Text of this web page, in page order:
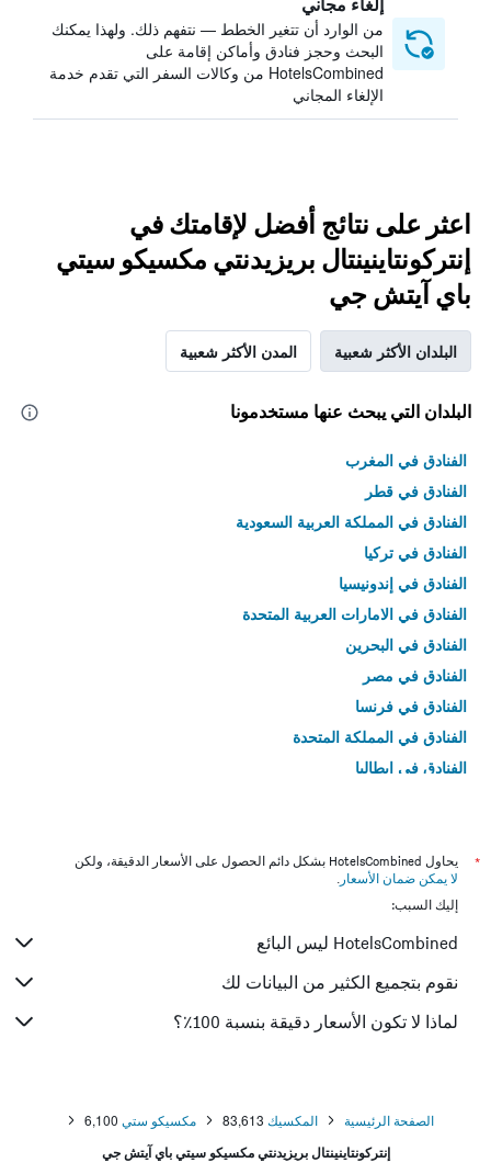
من الوارد أن تتغير الخطط — نتفهم ذلك. ولهذا يمكنك
البحث وحجز فنادق وأماكن إقامة على
HotelsCombined من وكالات السفر التي تقدم خدمة
الإلغاء المجاني
اعثر على نتائج أفضل لإقامتك في
إنتركونتاينينتال بريزيدنتي مكسيكو سيتي
باي آيتش جي
البلدان الأكثر شعبية المدن الأكثر شعبية
البلدان التي يبحث عنها مستخدمونا
الفنادق في المغرب
الفنادق في قطر
الفنادق في المملكة العربية السعودية
الفنادق في تركيا
الفنادق في إندونيسيا
الفنادق في الامارات العربية المتحدة
الفنادق في البحرين
الفنادق في مصر
الفنادق في فرنسا
الفنادق في المملكة المتحدة
الفنادق في إيطاليا
*
يحاول HotelsCombined بشكل دائم الحصول على الأسعار الدقيقة، ولكن
لا يمكن ضمان الأسعار .
إليك السبب:
HotelsCombined ليس البائع
نقوم بتجميع الكثير من البيانات لك
لماذا لا تكون الأسعار دقيقة بنسبة 100٪؟
الصفحة الرئيسية المكسيك 83,613 مكسيكو ستي 6,100
إنتركونتاينينتال بريزيدنتي مكسيكو سيتي باي آيتش جي